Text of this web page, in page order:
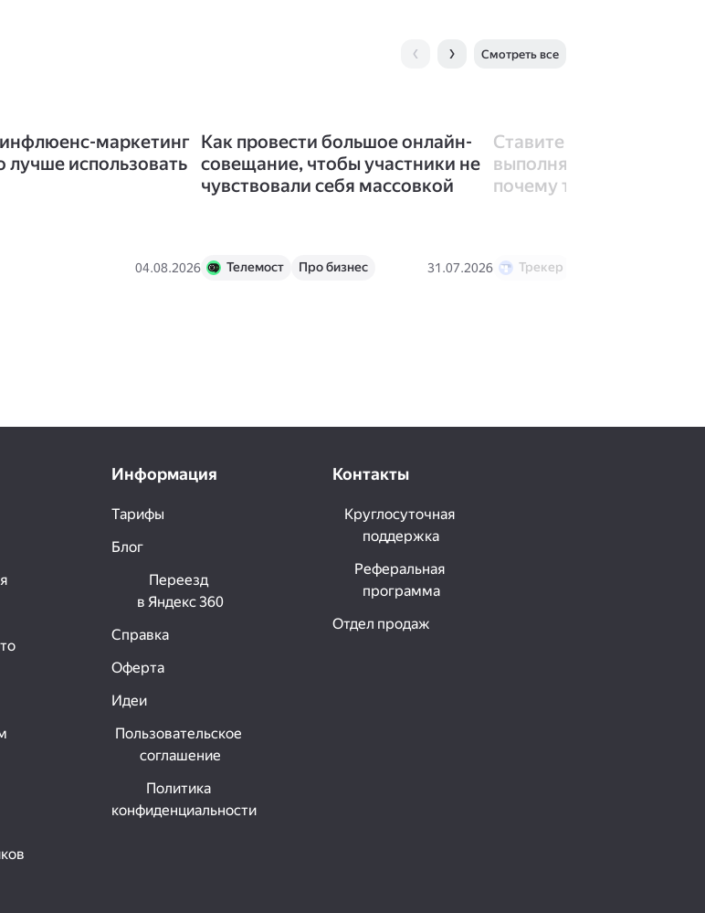
Смотреть все
маркетинг
лучше использовать
04.08.2026
Как провести большое онлайн-
совещание, чтобы участники не
чувствовали себя массовкой
Телемост Про бизнес 31.07.2026
Ставите задачи, а их
выполняет? 7 частых
почему так происходит
Трекер
Информация
Тарифы
Блог
Переезд
в Яндекс 360
Справка
Оферта
Идеи
Пользовательское
соглашение
Политика
конфиденциальности
Контакты
Круглосуточная
поддержка
Реферальная
программа
Отдел продаж